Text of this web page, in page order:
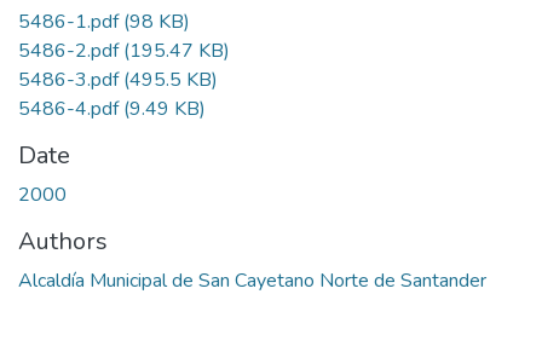
5486-1.pdf(98 KB)
5486-2.pdf(195.47 KB)
5486-3.pdf(495.5 KB)
5486-4.pdf(9.49 KB)
Date
2000
Authors
Alcaldía Municipal de San Cayetano Norte de Santander